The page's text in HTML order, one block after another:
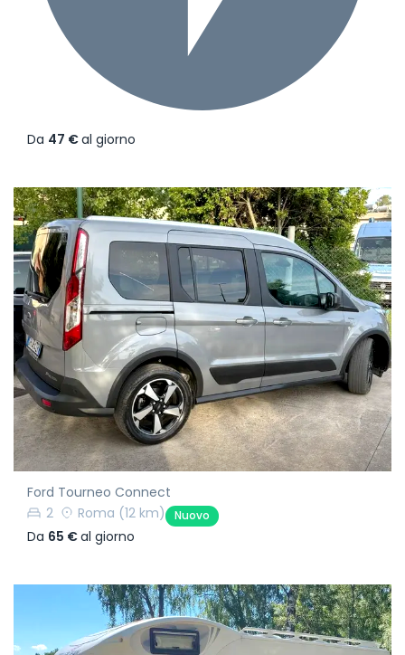
Da 47 €al giorno
Ford Tourneo Connect
2
Roma (12 km) Nuovo
Da 65 €al giorno